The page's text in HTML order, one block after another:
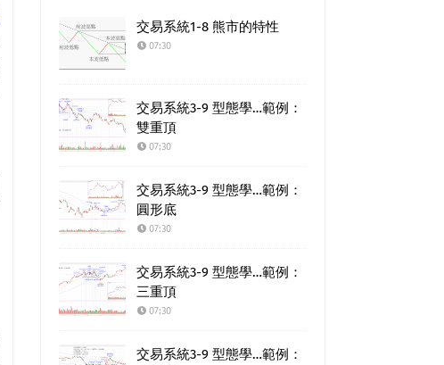
交易系統1-8 熊市的特性
07:30
交易系統3-9 型態學…範例：
雙重頂
07:30
交易系統3-9 型態學…範例：
圓形底
07:30
交易系統3-9 型態學…範例：
三重頂
07:30
交易系統3-9 型態學…範例：